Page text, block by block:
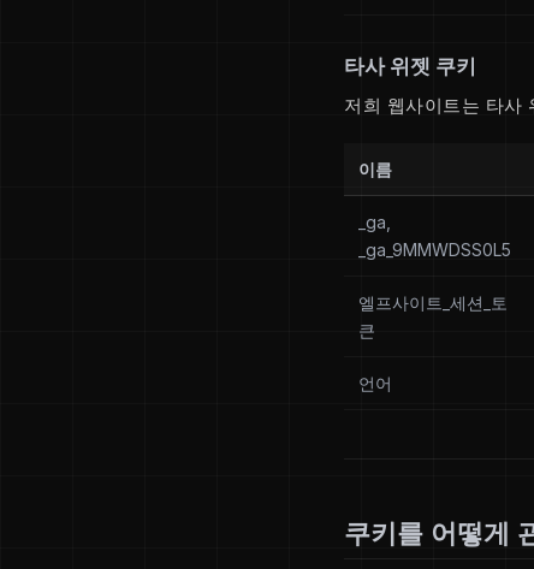
타사 위젯 쿠키
저희 웹사이트는 타사
이름
_ga,
_ga_9MMWDSS0L5
엘프사이트_세션_토
큰
언어
쿠키를 어떻게